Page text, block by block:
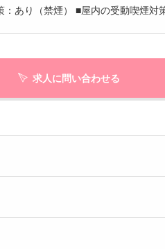
：あり（禁煙） ■屋内の受動喫煙対
求人に問い合わせる